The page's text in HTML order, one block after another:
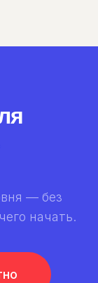
— без
начать.